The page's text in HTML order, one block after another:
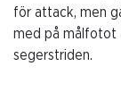
för attack, men
med på målfotot
segerstriden.